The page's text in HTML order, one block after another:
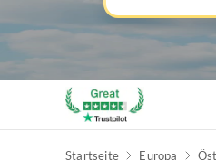
Startseite Europa